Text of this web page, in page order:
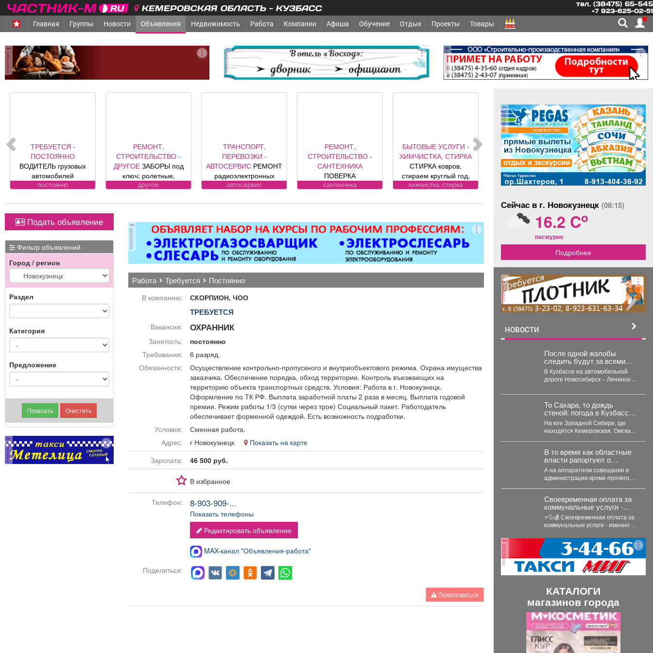
КЕМЕРОВСКАЯ ОБЛАСТЬ - КУЗБАСС тел. (38475) 65-545
+7 923-625-02-51
Главная Группы Новости Объявления Недвижимость Работа Компании Афиша Обучение Отдых Проекты Товары
реклама реклама реклама
ТРЕБУЕТСЯ -
ПОСТОЯННО
ВОДИТЕЛЬ грузовых
автомобилей
Требования к
Подробности по
телефону.
постоянно
РЕМОНТ,
СТРОИТЕЛЬСТВО -
ДРУГОЕЗАБОРЫ под
ключ; ролетные,
секционные ворота (от
представителя
откатные ворота; все
виды сварочных работ;
металлоконструкции;
бетонные работы
любой сложности.
Пенсионерам скидка
10%.
другое
ТРАНСПОРТ,
ПЕРЕВОЗКИ -
АВТОСЕРВИС РЕМОНТ
радиоэлектронных
компонентов
контроля, ЭБУ,
магнитол,
электроусилителей
руля,
многофункциональных
дисплеев, и многого
другого. Быстро,
качественно, недорого!
ремонта определяется
после осмотра
автосервис
РЕМОНТ,
СТРОИТЕЛЬСТВО -
САНТЕХНИКА
ПОВЕРКА
ВОДОСЧЕТЧИКОВ на
замена, регистрация.
сантехника
БЫТОВЫЕ УСЛУГИ -
ХИМЧИСТКА, СТИРКА
СТИРКА ковров,
стираем круглый год,
заберем и привезем
Пенсионерам скидка
ковер»).
химчистка, стирка
Подать объявление
Фильтр объявлений
Город / регион
Раздел
Категория
Предложение
реклама
реклама
работа требуется постоянно
В компанию: СКОРПИОН, ЧОО
ТРЕБУЕТСЯ
Вакансия: ОХРАННИК
Занятость:
постоянно
Требования:
6 разряд.
Обязанности:
Осуществление контрольно-пропускного и внутриобъектового режима. Охрана имущества
заказчика. Обеспечение порядка, обход территории. Контроль въезжающих на
территорию объекта транспортных средств. Условия: Работа в г. Новокузнецк.
Оформление по ТК РФ. Выплата заработной платы 2 раза в месяц. Выплата годовой
премии. Режим работы 1/3 (сутки через трое) Социальный пакет. Работодатель
обеспечивает форменной одеждой. Есть возможность подработки.
Условия:
Сменная работа.
Адрес:
г Новокузнецк
Показать на карте
Зарплата:
46 500 руб.
В избранное
Телефон: 8-903-909-...
Показать телефоны
Редактировать объявление
MAX-канал "Объявления-работа"
Поделиться:
Пожаловаться
реклама
Сейчас в г. Новокузнецк (08:15)
16.2 Co
пасмурно
Подробнее
реклама
НОВОСТИ
После одной жалобы
следить будут за всеми
машинами на кемеровской
трассе
В Кузбассе на автомобильной
дороге Новосибирск – Ленинск-
селе Глубокое...
То Сахара, то дождь
стеной: погода в Кузбассе
станет хуже и аномальнее
– причина
На юге Западной Сибири, где
находятся Кемеровская, Омская,
В то время как областные
власти рапортуют о
стабилизации с топливом в
Кузбассе, пожарные
предупреждают тех, кто
перестраховался и набрал
бензина и дизтоплива
впрок.
А на аппаратном совещании в
администрации кроме прочего,
Своевременная оплата за
коммунальные услуги -
именно об этом твердят
энергетические компании.
⚡💦💰 Своевременная оплата за
коммунальные услуги - именно об
компании. Все...
реклама
КАТАЛОГИ
магазинов города